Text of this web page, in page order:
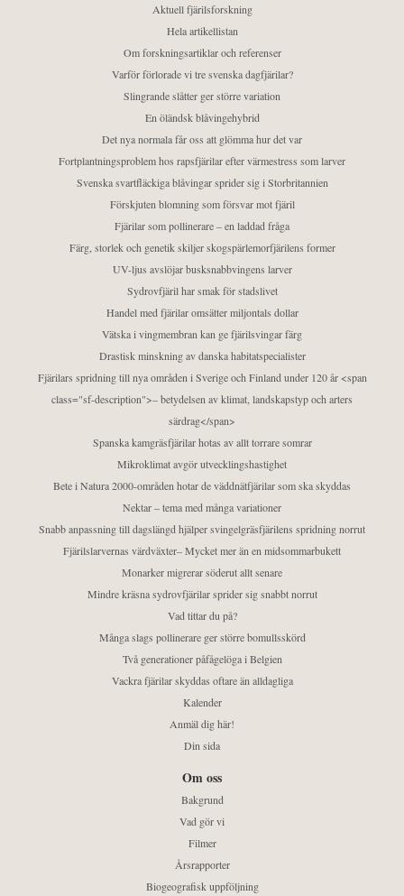
Aktuell fjärilsforskning
Hela artikellistan
Om forskningsartiklar och referenser
Varför förlorade vi tre svenska dagfjärilar?
Slingrande slåtter ger större variation
En öländsk blåvingehybrid
Det nya normala får oss att glömma hur det var
Fortplantningsproblem hos rapsfjärilar efter värmestress som larver
Svenska svartfläckiga blåvingar sprider sig i Storbritannien
Förskjuten blomning som försvar mot fjäril
Fjärilar som pollinerare – en laddad fråga
Färg, storlek och genetik skiljer skogspärlemorfjärilens former
UV-ljus avslöjar busksnabbvingens larver
Sydrovfjäril har smak för stadslivet
Handel med fjärilar omsätter miljontals dollar
Vätska i vingmembran kan ge fjärilsvingar färg
Drastisk minskning av danska habitatspecialister
Fjärilars spridning till nya områden i Sverige och Finland under 120 år <span
class="sf-description">– betydelsen av klimat, landskapstyp och arters
särdrag</span>
Spanska kamgräsfjärilar hotas av allt torrare somrar
Mikroklimat avgör utvecklingshastighet
Bete i Natura 2000-områden hotar de väddnätfjärilar som ska skyddas
Nektar – tema med många variationer
Snabb anpassning till dagslängd hjälper svingelgräsfjärilens spridning norrut
Fjärilslarvernas värdväxter– Mycket mer än en midsommarbukett
Monarker migrerar söderut allt senare
Mindre kräsna sydrovfjärilar sprider sig snabbt norrut
Vad tittar du på?
Många slags pollinerare ger större bomullsskörd
Två generationer påfågelöga i Belgien
Vackra fjärilar skyddas oftare än alldagliga
Kalender
Anmäl dig här!
Din sida
Om oss
Bakgrund
Vad gör vi
Filmer
Årsrapporter
Biogeografisk uppföljning